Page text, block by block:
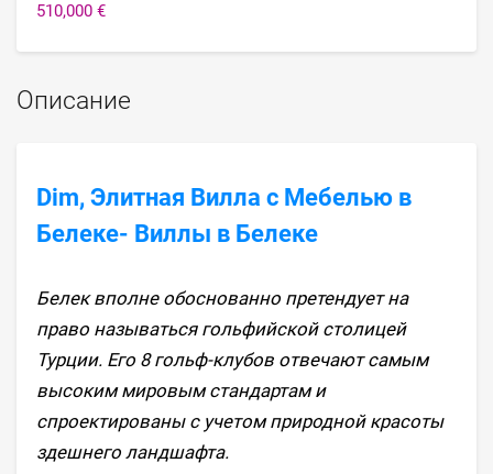
510,000 €
Описание
Dim, Элитная Вилла с Мебелью в
Белеке- Виллы в Белеке
Белек вполне обоснованно претендует на
право называться гольфийской столицей
Турции. Его 8 гольф-клубов отвечают самым
высоким мировым стандартам и
спроектированы с учетом природной красоты
здешнего ландшафта.